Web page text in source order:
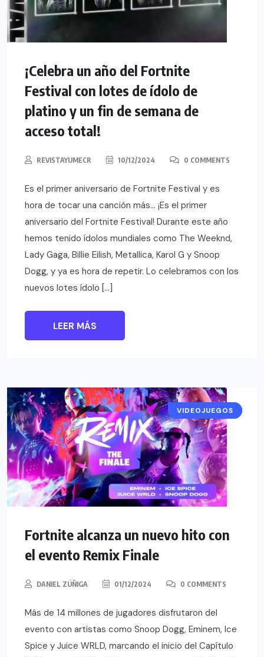
¡Celebra un año del Fortnite
Festival con lotes de ídolo de
platino y un fin de semana de
acceso total!
REVISTAYUMECR 10/12/2024 0 COMMENTS
Es el primer aniversario de Fortnite Festival y es
hora de tocar una canción más… ¡Es el primer
aniversario del Fortnite Festival! Durante este año
hemos tenido ídolos mundiales como The Weeknd,
Lady Gaga, Billie Eilish, Metallica, Karol G y Snoop
Dogg, y ya es hora de repetir. Lo celebramos con los
nuevos lotes ídolo […]
LEER MÁS
NOTICIAS
VIDEOJUEGOS
Fortnite alcanza un nuevo hito con
el evento Remix Finale
DANIEL ZÚÑIGA 01/12/2024 0 COMMENTS
Más de 14 millones de jugadores disfrutaron del
evento con artistas como Snoop Dogg, Eminem, Ice
Spice y Juice WRLD, marcando el inicio del Capítulo